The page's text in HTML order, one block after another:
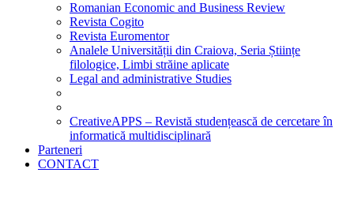
Romanian Economic and Business Review
Revista Cogito
Revista Euromentor
Analele Universității din Craiova, Seria Științe
filologice, Limbi străine aplicate
Legal and administrative Studies
CreativeAPPS – Revistă studențească de cercetare în
informatică multidisciplinară
Parteneri
CONTACT